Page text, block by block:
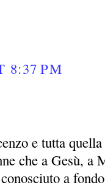
8:37 PM
e tutta
che a Gesù, a
a